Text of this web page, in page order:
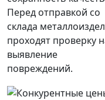
Перед отправкой со
склада
проходят проверку
выявление
повреждений.